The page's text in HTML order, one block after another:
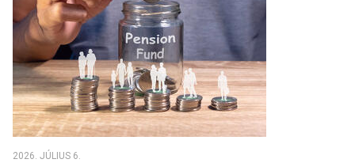
2026. JÚLIUS 6.